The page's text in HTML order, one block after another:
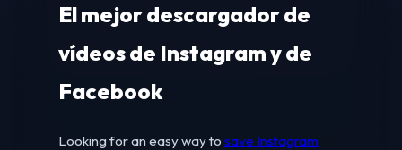
El mejor descargador de
vídeos de Instagram y de
Facebook
Looking for an easy way to save Instagram